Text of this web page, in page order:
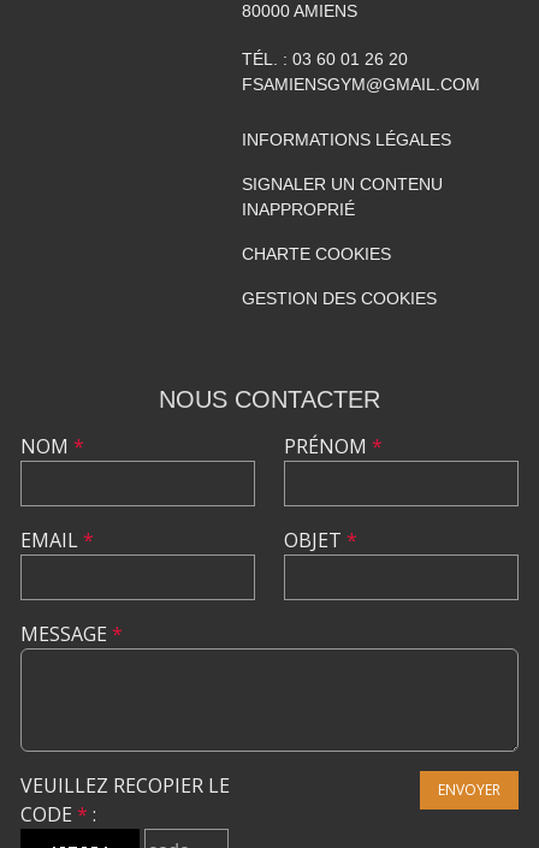
80000 AMIENS
TÉL. : 03 60 01 26 20
FSAMIENSGYM@GMAIL.COM
INFORMATIONS LÉGALES
SIGNALER UN CONTENU
INAPPROPRIÉ
CHARTE COOKIES
GESTION DES COOKIES
NOUS CONTACTER
NOM *
EMAIL*
PRÉNOM *
OBJET *
MESSAGE *
VEUILLEZ RECOPIER LE
CODE * :
ENVOYER